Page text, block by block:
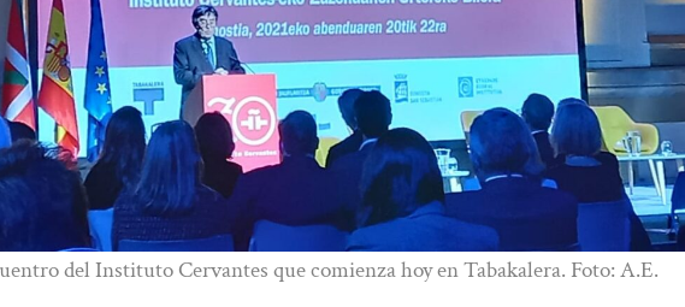
del Instituto Cervantes que comienza hoy en Tabakalera. Foto: A.E.